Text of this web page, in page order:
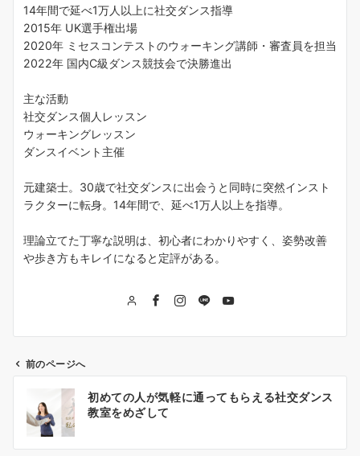
14年間で延べ1万人以上に社交ダンス指導
2015年 UK選手権出場
2020年 ミセスコンテストのウォーキング講師・審査員を担当
2022年 国内C級ダンス競技会で決勝進出
主な活動
社交ダンス個人レッスン
ウォーキングレッスン
ダンスイベント主催
元建築士。30歳で社交ダンスに出会うと同時に突然インスト
ラクターに転身。14年間で、延べ1万人以上を指導。
理論立てた丁寧な説明は、初心者にわかりやすく、姿勢改善
や歩き方もキレイになると定評がある。
稿
前のページへ
初めての人が気軽に通ってもらえる社交ダンス
教室をめざして